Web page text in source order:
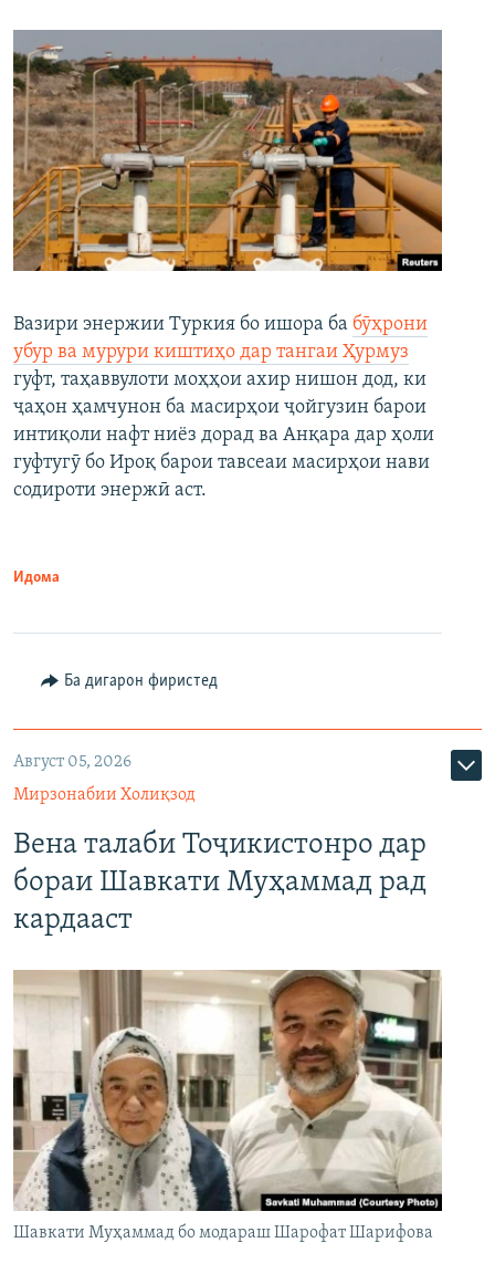
Вазири энержии Туркия бо ишора ба бӯҳрони
убур ва мурури киштиҳо дар тангаи Ҳурмуз
гуфт, таҳаввулоти моҳҳои ахир нишон дод, ки
ҷаҳон ҳамчунон ба масирҳои ҷойгузин барои
интиқоли нафт ниёз дорад ва Анқара дар ҳоли
гуфтугӯ бо Ироқ барои тавсеаи масирҳои нави
содироти энержӣ аст.
Идома
Ба дигарон фиристед
Август 05, 2026
Мирзонабии Холиқзод
Вена талаби Тоҷикистонро дар
бораи Шавкати Муҳаммад рад
кардааст
Шавкати Муҳаммад бо модараш Шарофат Шарифова